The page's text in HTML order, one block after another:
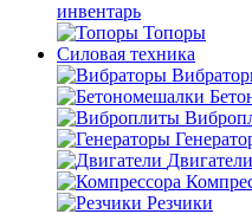
инвентарь
Топоры
Силовая техника
Двигатели
Резчики